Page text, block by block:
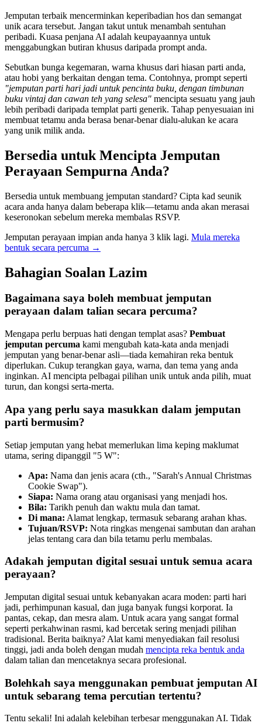
Jemputan terbaik mencerminkan keperibadian hos dan semangat
unik acara tersebut. Jangan takut untuk menambah sentuhan
peribadi. Kuasa penjana AI adalah keupayaannya untuk
menggabungkan butiran khusus daripada prompt anda.
Sebutkan bunga kegemaran, warna khusus dari hiasan parti anda,
atau hobi yang berkaitan dengan tema. Contohnya, prompt seperti
"jemputan parti hari jadi untuk pencinta buku, dengan timbunan
buku vintaj dan cawan teh yang selesa" mencipta sesuatu yang jauh
lebih peribadi daripada templat parti generik. Tahap penyesuaian ini
membuat tetamu anda berasa benar-benar dialu-alukan ke acara
yang unik milik anda.
Bersedia untuk Mencipta Jemputan
Perayaan Sempurna Anda?
Bersedia untuk membuang jemputan standard? Cipta kad seunik
acara anda hanya dalam beberapa klik—tetamu anda akan merasai
keseronokan sebelum mereka membalas RSVP.
Jemputan perayaan impian anda hanya 3 klik lagi. Mula mereka
bentuk secara percuma →
Bahagian Soalan Lazim
Bagaimana saya boleh membuat jemputan
perayaan dalam talian secara percuma?
Mengapa perlu berpuas hati dengan templat asas? Pembuat
jemputan percuma kami mengubah kata-kata anda menjadi
jemputan yang benar-benar asli—tiada kemahiran reka bentuk
diperlukan. Cukup terangkan gaya, warna, dan tema yang anda
inginkan. AI mencipta pelbagai pilihan unik untuk anda pilih, muat
turun, dan kongsi serta-merta.
Apa yang perlu saya masukkan dalam jemputan
parti bermusim?
Setiap jemputan yang hebat memerlukan lima keping maklumat
utama, sering dipanggil "5 W":
Apa: Nama dan jenis acara (cth., "Sarah's Annual Christmas
Cookie Swap").
Siapa: Nama orang atau organisasi yang menjadi hos.
Bila: Tarikh penuh dan waktu mula dan tamat.
Di mana: Alamat lengkap, termasuk sebarang arahan khas.
Tujuan/RSVP: Nota ringkas mengenai sambutan dan arahan
jelas tentang cara dan bila tetamu perlu membalas.
Adakah jemputan digital sesuai untuk semua acara
perayaan?
Jemputan digital sesuai untuk kebanyakan acara moden: parti hari
jadi, perhimpunan kasual, dan juga banyak fungsi korporat. Ia
pantas, cekap, dan mesra alam. Untuk acara yang sangat formal
seperti perkahwinan rasmi, kad bercetak sering menjadi pilihan
tradisional. Berita baiknya? Alat kami menyediakan fail resolusi
tinggi, jadi anda boleh dengan mudah mencipta reka bentuk anda
dalam talian dan mencetaknya secara profesional.
Bolehkah saya menggunakan pembuat jemputan AI
untuk sebarang tema percutian tertentu?
Tentu sekali! Ini adalah kelebihan terbesar menggunakan AI. Tidak